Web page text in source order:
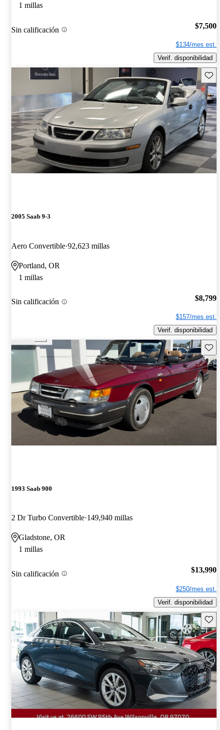
1 millas
Sin calificación $7,500
$134/mes est.
Verif. disponibilidad
2005 Saab 9-3
Aero Convertible 92,623 millas
Portland, OR
1 millas
Sin calificación $8,799
$157/mes est.
Verif. disponibilidad
1993 Saab 900
2 Dr Turbo Convertible 149,940 millas
Gladstone, OR
1 millas
Sin calificación $13,990
$250/mes est.
Verif. disponibilidad